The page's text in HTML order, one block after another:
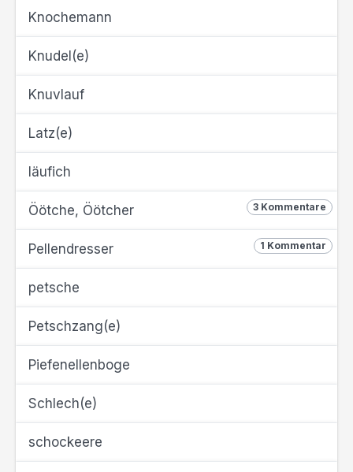
Knochemann
Knudel(e)
Knuvlauf
Latz(e)
läufich
3 Kommentare
Öötche, Öötcher
1 Kommentar
Pellendresser
petsche
Petschzang(e)
Piefenellenboge
Schlech(e)
schockeere